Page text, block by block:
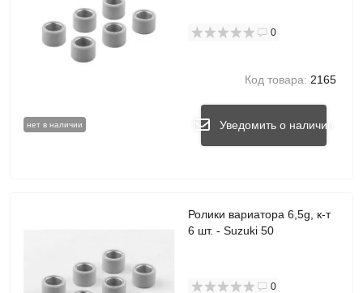
нет в наличии
0
Код товара: 2165
Уведомить о наличии
Ролики вариатора 6,5g, к-т
6 шт. - Suzuki 50
0